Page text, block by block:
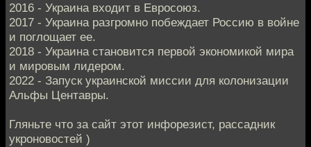
2016 - Украина входит в Евросоюз.
2017 - Украина разгромно побеждает Россию в войне
и поглощает ее.
2018 - Украина становится первой экономикой мира
и мировым лидером.
2022 - Запуск украинской миссии для колонизации
Альфы Центавры.
Гляньте что за сайт этот инфорезист, рассадник
укроновостей )